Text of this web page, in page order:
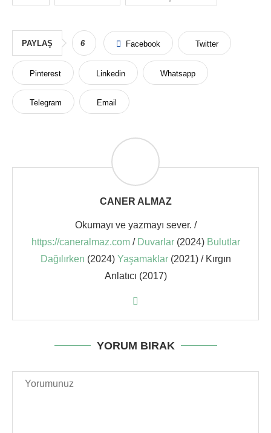
PAYLAŞ 6 Facebook Twitter
Pinterest Linkedin Whatsapp
Telegram Email
CANER ALMAZ
Okumayı ve yazmayı sever. /
https://caneralmaz.com/ Duvarlar (2024) Bulutlar
Dağılırken (2024) Yaşamaklar(2021) / Kırgın
Anlatıcı (2017)
YORUM BIRAK